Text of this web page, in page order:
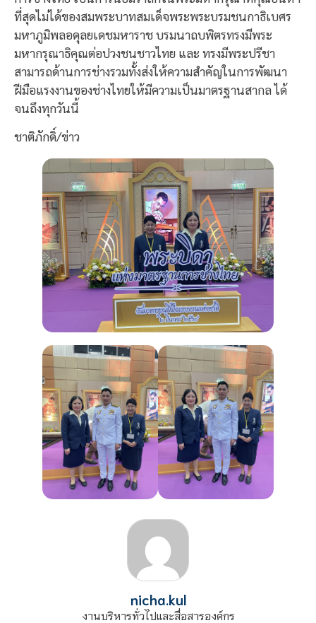
ที่สุดไม่ได้ของสมพระบาทสมเด็จพระพระบรมชนกาธิเบศร
มหาภูมิพลอดุลยเดชมหาราช บรมนาถบพิตรทรงมีพระ
มหากรุณาธิคุณต่อปวงชนชาวไทย และ ทรงมีพระปรีชา
สามารถด้านการช่างรวมทั้งส่งให้ความสำคัญในการพัฒนา
ฝีมือแรงงานของช่างไทยให้มีความเป็นมาตรฐานสากล ได้
จนถึงทุกวันนี้
ชาติภักดิ์/ข่าว
nicha.kul
งานบริหารทั่วไปและสื่อสารองค์กร